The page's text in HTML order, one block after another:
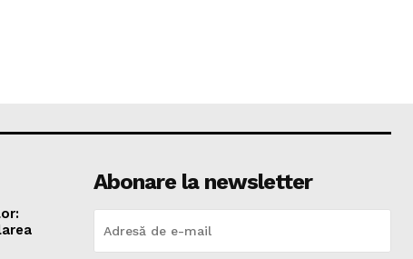
Abonare la newsletter